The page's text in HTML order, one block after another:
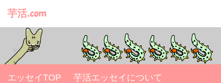
芋活.com
エッセイTOP 芋活エッセイについて